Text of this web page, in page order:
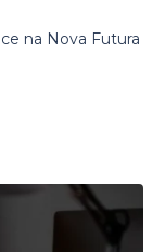
na Nova Futura